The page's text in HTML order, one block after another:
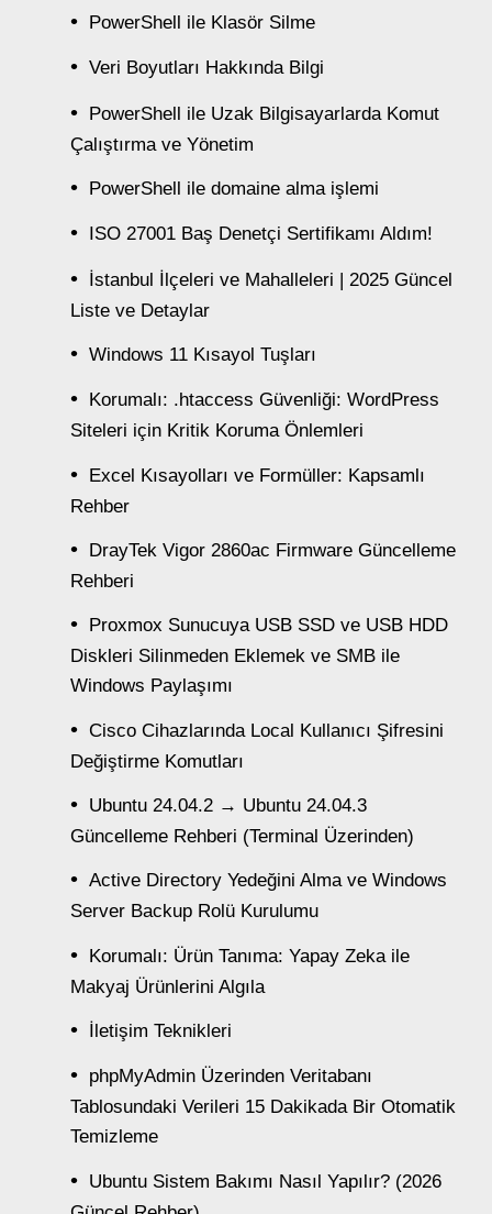
PowerShell ile Klasör Silme
Veri Boyutları Hakkında Bilgi
PowerShell ile Uzak Bilgisayarlarda Komut
Çalıştırma ve Yönetim
PowerShell ile domaine alma işlemi
ISO 27001 Baş Denetçi Sertifikamı Aldım!
İstanbul İlçeleri ve Mahalleleri | 2025 Güncel
Liste ve Detaylar
Windows 11 Kısayol Tuşları
Korumalı: .htaccess Güvenliği: WordPress
Siteleri için Kritik Koruma Önlemleri
Excel Kısayolları ve Formüller: Kapsamlı
Rehber
DrayTek Vigor 2860ac Firmware Güncelleme
Rehberi
Proxmox Sunucuya USB SSD ve USB HDD
Diskleri Silinmeden Eklemek ve SMB ile
Windows Paylaşımı
Cisco Cihazlarında Local Kullanıcı Şifresini
Değiştirme Komutları
Ubuntu 24.04.2 → Ubuntu 24.04.3
Güncelleme Rehberi (Terminal Üzerinden)
Active Directory Yedeğini Alma ve Windows
Server Backup Rolü Kurulumu
Korumalı: Ürün Tanıma: Yapay Zeka ile
Makyaj Ürünlerini Algıla
İletişim Teknikleri
phpMyAdmin Üzerinden Veritabanı
Tablosundaki Verileri 15 Dakikada Bir Otomatik
Temizleme
Ubuntu Sistem Bakımı Nasıl Yapılır? (2026